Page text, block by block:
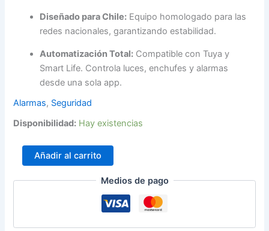
Diseñado para Chile: Equipo homologado para las
redes nacionales, garantizando estabilidad.
Automatización Total: Compatible con Tuya y
Smart Life. Controla luces, enchufes y alarmas
desde una sola app.
Alarmas, Seguridad
Disponibilidad: Hay existencias
Añadir al carrito
Medios de pago